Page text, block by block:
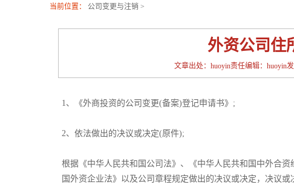
当前位置： 公司变更与注销 >
外资公司住
文章出处：huoyin责任编辑：huoyin
1、《外商投资的公司变更(备案)登记申请书》;
2、依法做出的决议或决定(原件);
根据《中华人民共和国公司法》、《中华人民共和国中外合
国外资企业法》以及公司章程规定做出的决议或决定，决议或